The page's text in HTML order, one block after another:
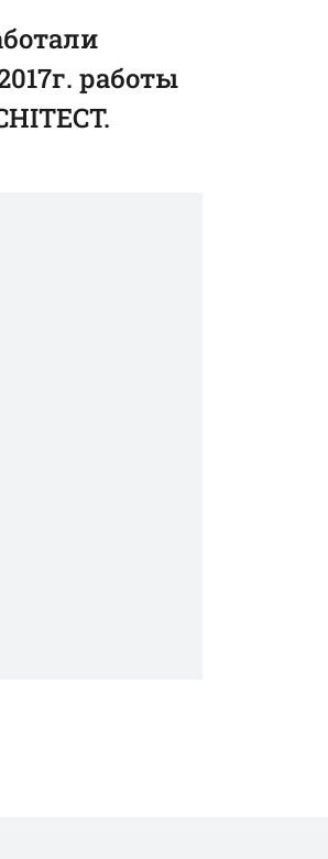
работы